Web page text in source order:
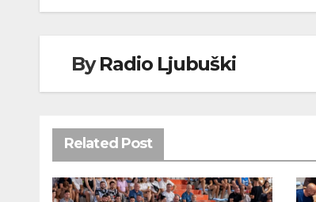
ByRadio Ljubuški
Related Post